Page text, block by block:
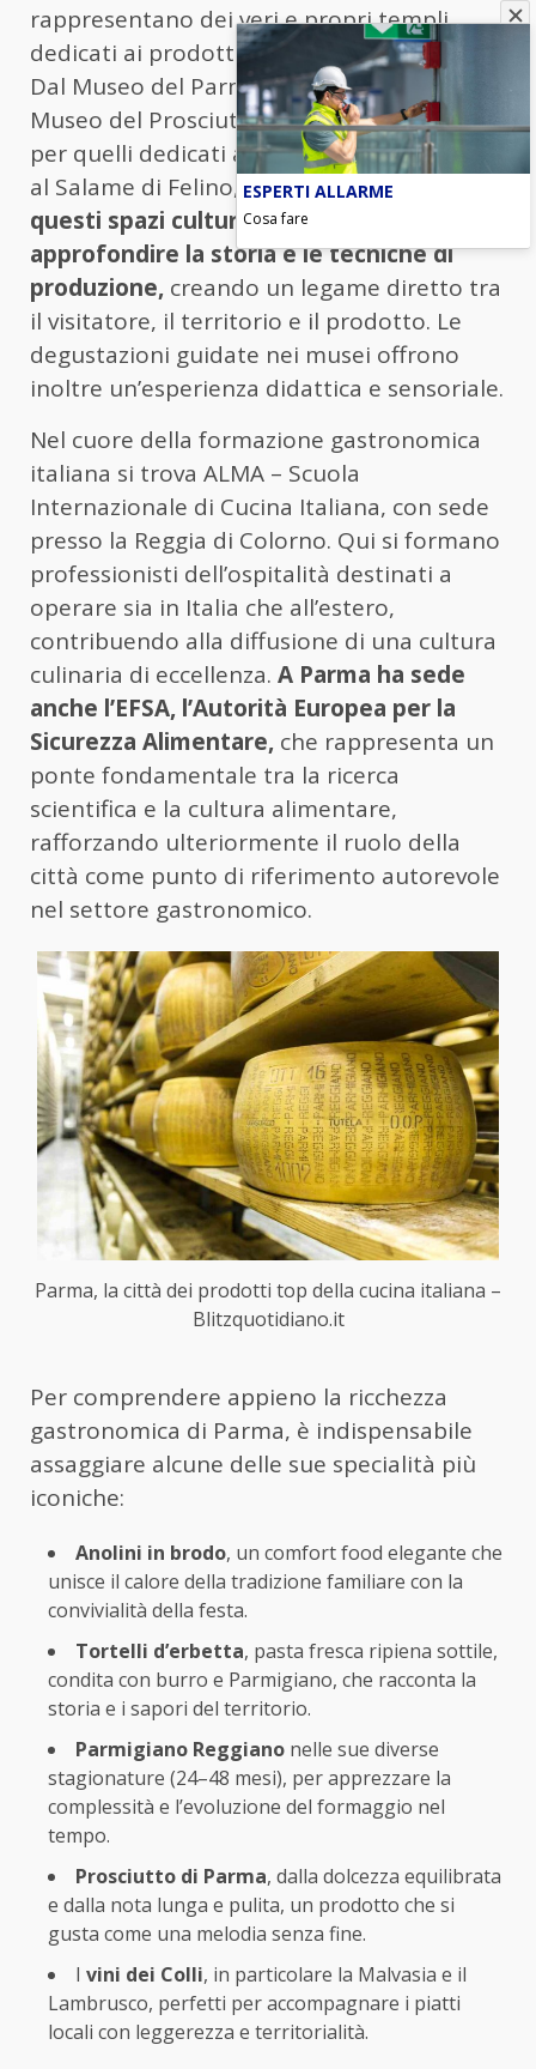
rappresentano dei veri e propri templi
dedicati ai prodotti simbolo della regione.
Dal Museo del Parmigiano Reggiano al
Museo del Prosciutto di Parma, passando
per quelli dedicati alla Pasta, al Pomodoro,
al Salame di Felino, al Culatello e al Vino
questi spazi culturali permettono di
approfondire la storia e le tecniche di
produzione, creando un legame diretto tra
il visitatore, il territorio e il prodotto. Le
degustazioni guidate nei musei offrono
inoltre un’esperienza didattica e sensoriale.
Nel cuore della formazione gastronomica
italiana si trova ALMA – Scuola
Internazionale di Cucina Italiana, con sede
presso la Reggia di Colorno. Qui si formano
professionisti dell’ospitalità destinati a
operare sia in Italia che all’estero,
contribuendo alla diffusione di una cultura
culinaria di eccellenza. A Parma ha sede
anche l’EFSA, l’Autorità Europea per la
Sicurezza Alimentare, che rappresenta un
ponte fondamentale tra la ricerca
scientifica e la cultura alimentare,
rafforzando ulteriormente il ruolo della
città come punto di riferimento autorevole
nel settore gastronomico.
Parma, la città dei prodotti top della cucina italiana –
Blitzquotidiano.it
Per comprendere appieno la ricchezza
gastronomica di Parma, è indispensabile
assaggiare alcune delle sue specialità più
iconiche:
Anolini in brodo, un comfort food elegante che
unisce il calore della tradizione familiare con la
convivialità della festa.
Tortelli d’erbetta, pasta fresca ripiena sottile,
condita con burro e Parmigiano, che racconta la
storia e i sapori del territorio.
Parmigiano Reggiano nelle sue diverse
stagionature (24–48 mesi), per apprezzare la
complessità e l’evoluzione del formaggio nel
tempo.
Prosciutto di Parma, dalla dolcezza equilibrata
e dalla nota lunga e pulita, un prodotto che si
gusta come una melodia senza fine.
I vini dei Colli, in particolare la Malvasia e il
Lambrusco, perfetti per accompagnare i piatti
locali con leggerezza e territorialità.
ESPERTI ALLARME
Cosa fare